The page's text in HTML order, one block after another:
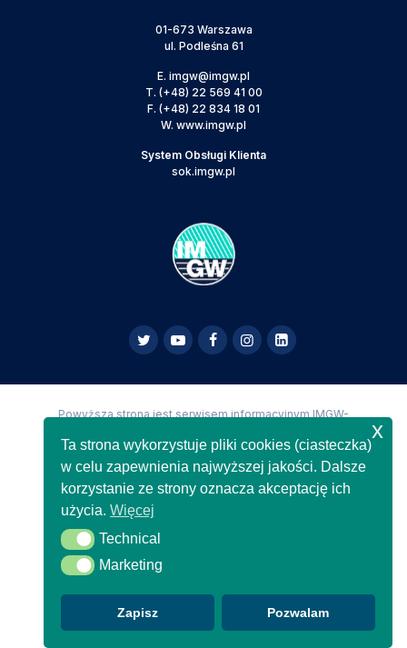
01-673 Warszawa
ul. Podleśna 61
E. imgw@imgw.pl
T. (+48) 22 569 41 00
F. (+48) 22 834 18 01
W. www.imgw.pl
System Obsługi Klienta
sok.imgw.pl
Powyższa strona jest serwisem informacyjnym IMGW-
Copyright IMGW-PIB Wszelkie prawa zastrzeżone
Ta strona wykorzystuje pliki cookies (ciasteczka)
w celu zapewnienia najwyższej jakości. Dalsze
korzystanie ze strony oznacza akceptację ich
użycia.Więcej
Technical
Technical
Marketing
Marketing
Zapisz Pozwalam
x